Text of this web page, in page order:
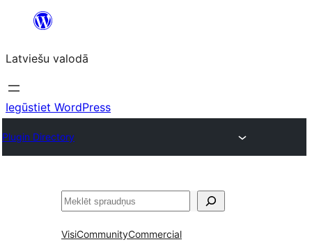
Pāriet
saturu
Latviešu valodā
Iegūstiet WordPress
Plugin Directory
Meklēt
VisiCommunityCommercial